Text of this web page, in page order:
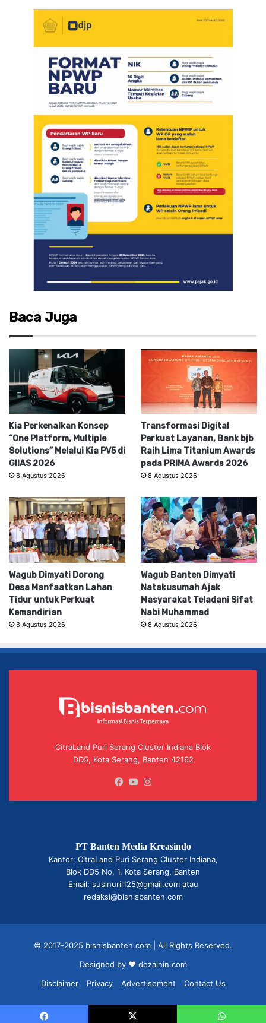
Baca Juga
Kia Perkenalkan Konsep
“One Platform, Multiple
Solutions” Melalui Kia PV5 di
GIIAS 2026
8 Agustus 2026
Transformasi Digital
Perkuat Layanan, Bank bjb
Raih Lima Titanium Awards
pada PRIMA Awards 2026
8 Agustus 2026
Wagub Dimyati Dorong
Desa Manfaatkan Lahan
Tidur untuk Perkuat
Kemandirian
8 Agustus 2026
Wagub Banten Dimyati
Natakusumah Ajak
Masyarakat Teladani Sifat
Nabi Muhammad
8 Agustus 2026
CitraLand Puri Serang Cluster Indiana Blok
DD5, Kota Serang, Banten 42162
Facebook
YouTube
PT Banten Media Kreasindo
Kantor: CitraLand Puri Serang Cluster Indiana,
Blok DD5 No. 1, Kota Serang, Banten
Email: susinuril125@gmail.com atau
redaksi@bisnisbanten.com
© 2017-2025 bisnisbanten.com | All Rights Reserved.
Designed by ❤ dezainin.com
Disclaimer
Privacy Advertisement Contact Us